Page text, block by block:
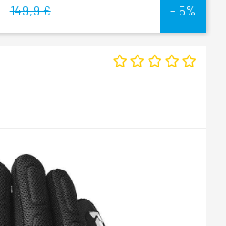
149,9 € - 5%